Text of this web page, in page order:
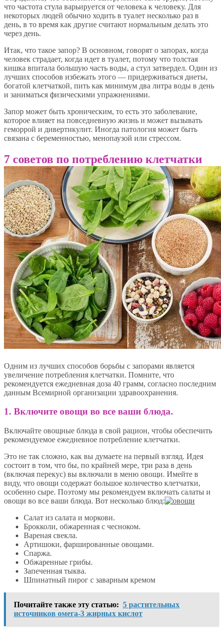
что частота стула варьируется от человека к человеку. Для
некоторых людей обычно ходить в туалет несколько раз в
день, в то время как другие считают нормальным делать это
через день.
Итак, что такое запор? В основном, говорят о запорах, когда
человек страдает, когда идет в туалет, потому что толстая
кишка впитала большую часть воды, а стул затвердел. Один из
лучших способов избежать этого — придерживаться диеты,
богатой клетчаткой, пить как минимум два литра воды в день
и заниматься физическими упражнениями.
Запор может быть хроническим, то есть это заболевание,
которое влияет на повседневную жизнь и может вызывать
геморрой и дивертикулит. Иногда патология может быть
связана с беременностью, менопаузой или стрессом.
7 советов по потреблению клетчатки
Одним из лучших способов борьбы с запорами является
увеличение потребления клетчатки. Помните, что
рекомендуется ежедневная доза 40 грамм, согласно последним
данным Всемирной организации здравоохранения.
1. Включите овощи во все ваши блюда.
Включайте овощные блюда в свой рацион, чтобы обеспечить
рекомендуемое ежедневное потребление клетчатки.
Это не так сложно, как вы думаете на первый взгляд. Идея
состоит в том, что бы, по крайней мере, три раза в день
(включая перекус) вы включали в меню овощи. Имейте в
виду, что овощи содержат большое количество клетчатки,
особенно сыре. Поэтому мы рекомендуем включать салаты и
овощи во все ваши блюда. Вот несколько блюд:
Салат из салата и моркови.
Брокколи, обжаренная с чесноком.
Вареная свекла.
Артишоки, фаршированные овощами.
Спаржа.
Обжаренные грибы.
Запеченная тыква.
Шпинатный пирог с заварным кремом
Почитайте также эту статью: 5 растительных
источников омега-3 жирных кислот